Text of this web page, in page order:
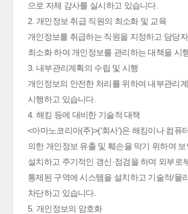
으로 자체 감사를 실시하고 있습니다.
2. 개인정보 취급 직원의 최소화 및 교육
개인정보를 취급하는 직원을 지정하고 담당
최소화 하여 개인정보를 관리하는 대책을 시
3. 내부관리계획의 수립 및 시행
개인정보의 안전한 처리를 위하여 내부관리
시행하고 있습니다.
4. 해킹 등에 대비한 기술적 대책
<아마노코리아(주)>('회사')은 해킹이나 컴퓨
의한 개인정보 유출 및 훼손을 막기 위하여
설치하고 주기적인 갱신·점검을 하며 외부로
통제된 구역에 시스템을 설치하고 기술적/물
차단하고 있습니다.
5. 개인정보의 암호화